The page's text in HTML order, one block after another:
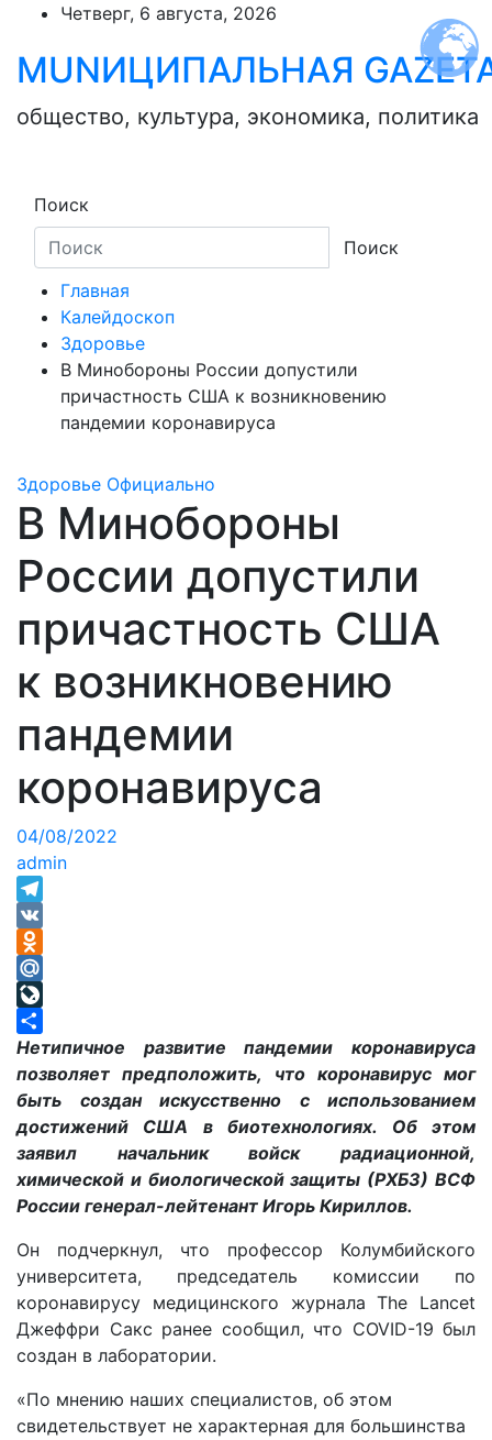
content
Четверг, 6 августа, 2026
MUNИЦИПАЛЬНАЯ
общество, культура, экономика, политика
Поиск
Поиск
Главная
Калейдоскоп
Здоровье
В Минобороны России допустили
причастность США к возникновению
пандемии коронавируса
Здоровье Официально
В Минобороны
России допустили
причастность США
к возникновению
пандемии
коронавируса
04/08/2022
admin
Telegram
VK
Odnoklassniki
Mail.Ru
LiveJournal
Отправить
Нетипичное развитие пандемии коронавируса
позволяет предположить, что коронавирус мог
быть создан искусственно с использованием
достижений США в биотехнологиях. Об этом
заявил начальник войск радиационной,
химической и биологической защиты (РХБЗ) ВСФ
России генерал-лейтенант Игорь Кириллов.
Он подчеркнул, что профессор Колумбийского
университета, председатель комиссии по
коронавирусу медицинского журнала The Lancet
Джеффри Сакс ранее сообщил, что COVID-19 был
создан в лаборатории.
«По мнению наших специалистов, об этом
свидетельствует не характерная для большинства